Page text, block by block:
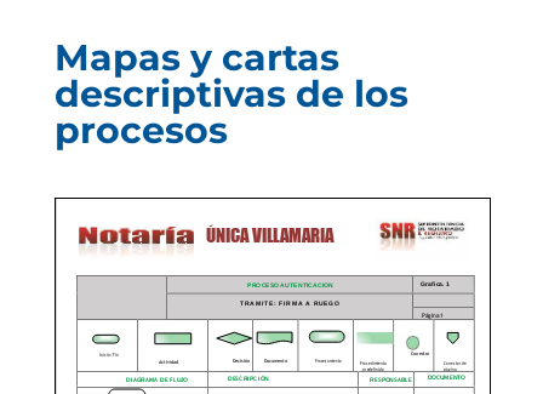
Mapas y cartas
descriptivas de los
procesos